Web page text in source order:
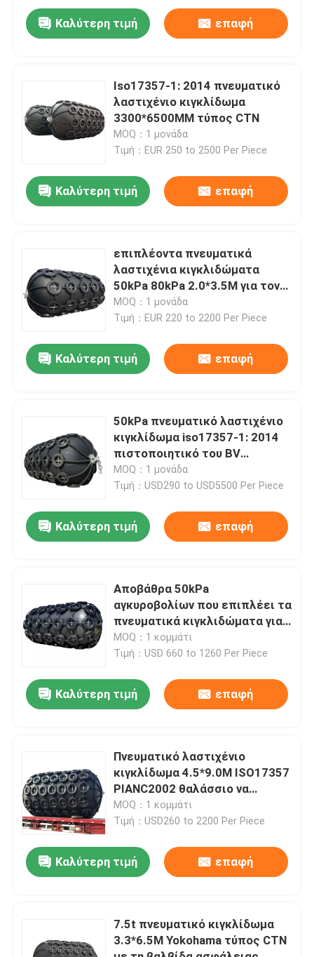
Βίντεο
Σχετικά με εμάς
Έλεγχος ποιότητας
Ζητήστε μια προσφορά
Λαστιχένιο κιγκλίδωμα αποβαθρών
Πνευματικό λαστιχένιο κιγκλίδωμα
Καλύτερη τιμή επαφή
Iso17357-1: 2014 πνευματικό
λαστιχένιο κιγκλίδωμα
3300*6500MM τύπος CTN
MOQ：1 μονάδα
Τιμή：EUR 250 to 2500 Per Piece
Καλύτερη τιμή επαφή
επιπλέοντα πνευματικά
λαστιχένια κιγκλιδώματα
50kPa 80kPa 2.0*3.5M για τον
ελλιμενισμό σκαφών
MOQ：1 μονάδα
Τιμή：EUR 220 to 2200 Per Piece
Καλύτερη τιμή επαφή
50kPa πνευματικό λαστιχένιο
κιγκλίδωμα iso17357-1: 2014
πιστοποιητικό του BV
προδιαγραφών
MOQ：1 μονάδα
Τιμή：USD290 to USD5500 Per Piece
Καλύτερη τιμή επαφή
Αποβάθρα 50kPa
αγκυροβολίων που επιπλέει τα
πνευματικά κιγκλιδώματα για
τα σκάφη ISO17357 PIANC2002
MOQ：1 κομμάτι
Τιμή：USD 660 to 1260 Per Piece
Καλύτερη τιμή επαφή
Πνευματικό λαστιχένιο
κιγκλίδωμα 4.5*9.0M ISO17357
PIANC2002 θαλάσσιο να
επιπλεύσει CTN
MOQ：1 κομμάτι
Τιμή：USD260 to 2200 Per Piece
Καλύτερη τιμή επαφή
7.5t πνευματικό κιγκλίδωμα
3.3*6.5M Yokohama τύπος CTN